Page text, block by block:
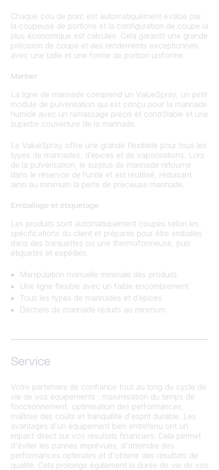
Chaque cou de porc est automatiquement évalué par
la coupeuse de portions et la configuration de coupe la
plus économique est calculée. Cela garantit une grande
précision de coupe et des rendements exceptionnels
avec une taille et une forme de portion uniforme.
Mariner
La ligne de marinade comprend un ValueSpray, un petit
module de pulvérisation qui est conçu pour la marinade
humide avec un ramassage précis et contrôlable et une
superbe couverture de la marinade.
Le ValueSpray offre une grande flexibilité pour tous les
types de marinades, d’épices et de vaporisations. Lors
de la pulvérisation, le surplus de marinade retourne
dans le réservoir de l’unité et est réutilisé, réduisant
ainsi au minimum la perte de précieuse marinade.
Emballage et étiquetage
Les produits sont automatiquement coupés selon les
spécifications du client et préparés pour être emballés
dans des barquettes ou une thermoformeuse, puis
étiquetés et expédiés.
Manipulation manuelle minimale des produits
Une ligne flexible avec un faible encombrement
Tous les types de marinades et d’épices
Déchets de marinade réduits au minimum
Service
Votre partenaire de confiance tout au long du cycle de
vie de vos équipements : maximisation du temps de
fonctionnement, optimisation des performances,
maîtrise des coûts et tranquillité d'esprit durable. Les
avantages d'un équipement bien entretenu ont un
impact direct sur vos résultats financiers. Cela permet
d'éviter les pannes imprévues, d'atteindre des
performances optimales et d'obtenir des résultats de
qualité. Cela prolonge également la durée de vie de vos